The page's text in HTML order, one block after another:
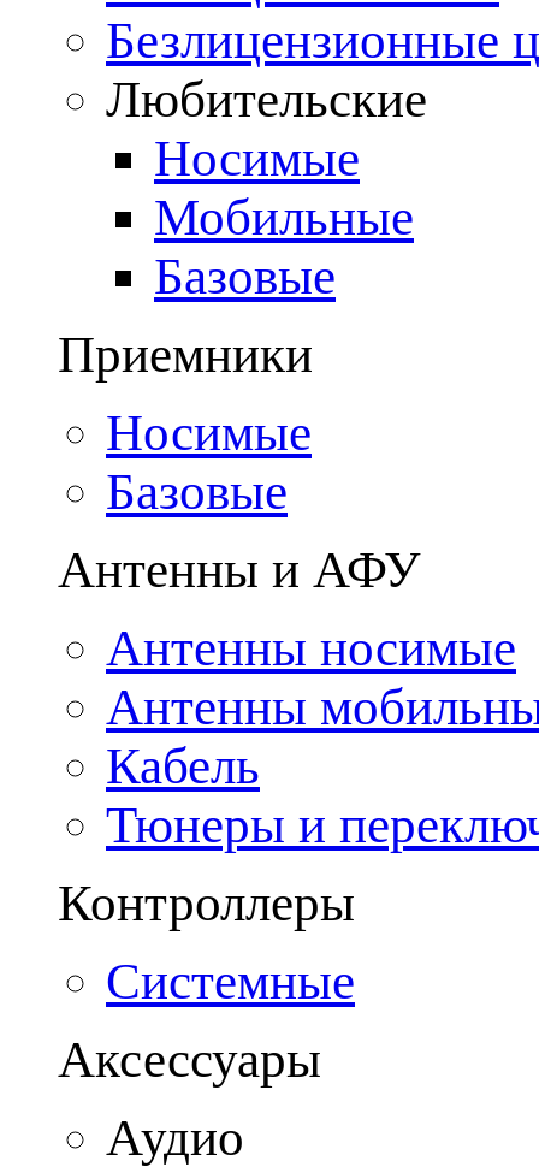
Безлицензионные
Любительские
Носимые
Мобильные
Базовые
Приемники
Носимые
Базовые
Антенны и АФУ
Антенны носимые
Антенны
Кабель
Тюнеры и
Контроллеры
Системные
Аксессуары
Аудио